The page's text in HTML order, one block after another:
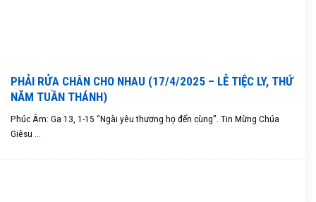
PHẢI RỬA CHÂN CHO NHAU (17/4/2025 – LỄ TIỆC LY, THỨ
NĂM TUẦN THÁNH)
Phúc Âm: Ga 13, 1-15 “Ngài yêu thương họ đến cùng”. Tin Mừng Chúa
Giêsu ...